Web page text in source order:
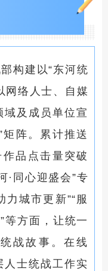
构建以“东河统
网络人士、自媒
及成员单位宣
阵。累计推送
品点击量突破
·同心迎盛会”专
力城市更新”“服
等方面，让统一
战故事。在线
士统战工作实